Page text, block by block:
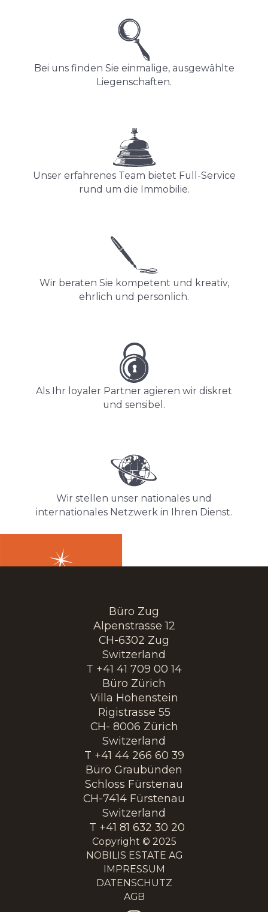
Bei uns finden Sie einmalige, ausgewählte
Liegenschaften.
Unser erfahrenes Team bietet Full-Service
rund um die Immobilie.
Wir beraten Sie kompetent und kreativ,
ehrlich und persönlich.
Als Ihr loyaler Partner agieren wir diskret
und sensibel.
Wir stellen unser nationales und
internationales Netzwerk in Ihren Dienst.
Copyright © 2025
NOBILIS ESTATE AG
IMPRESSUM
DATENSCHUTZ
AGB
Büro Zug
Alpenstrasse 12
CH-6302 Zug
Switzerland
T +41 41 709 00 14
Büro Zürich
Villa Hohenstein
Rigistrasse 55
CH- 8006 Zürich
Switzerland
T +41 44 266 60 39
Büro Graubünden
Schloss Fürstenau
CH-7414 Fürstenau
Switzerland
T +41 81 632 30 20